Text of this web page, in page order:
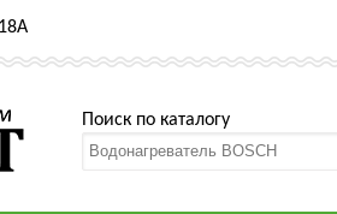
Поиск по каталогу